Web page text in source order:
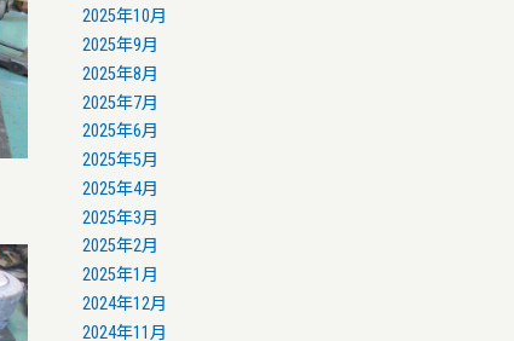
2025年10月
2025年9月
2025年8月
2025年7月
2025年6月
2025年5月
2025年4月
2025年3月
2025年2月
2025年1月
2024年12月
2024年11月